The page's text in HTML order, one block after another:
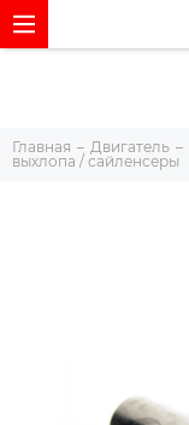
Главная Двигатель
выхлопа / сайленсеры